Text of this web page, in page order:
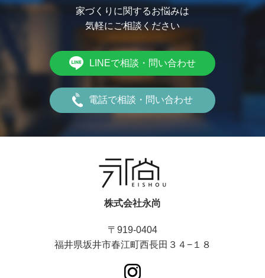
家づくりに関するお悩みは
気軽にご相談ください
LINEで相談・問い合わせ
電話で相談・問い合わせ
株式会社永尚
〒919-0404
福井県坂井市春江町西長田３４−１８